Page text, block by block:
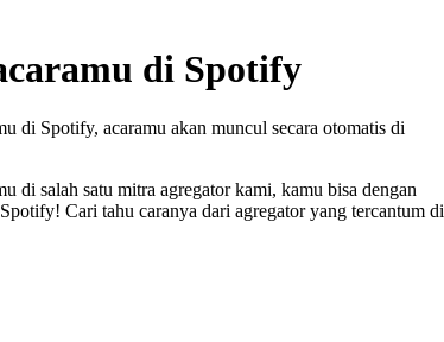
di Spotify
di Spotify, acaramu akan muncul secara otomatis di
di salah satu mitra agregator kami, kamu bisa dengan
Cari tahu caranya dari agregator yang tercantum di